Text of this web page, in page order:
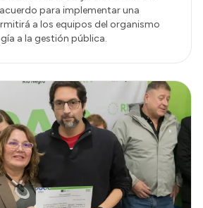
para implementar una
a los equipos del organismo
a la gestión pública.